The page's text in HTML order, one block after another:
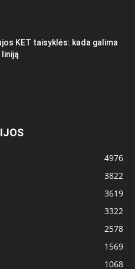
KET taisyklės: kada galima
4976
3822
3619
3322
2578
1569
1068